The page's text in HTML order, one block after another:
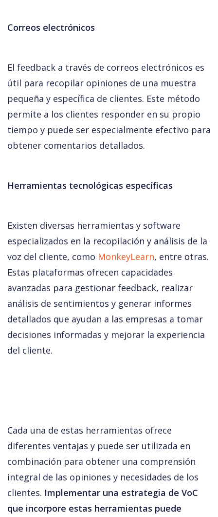
Correos electrónicos
El feedback a través de correos electrónicos es
útil para recopilar opiniones de una muestra
pequeña y específica de clientes. Este método
permite a los clientes responder en su propio
tiempo y puede ser especialmente efectivo para
obtener comentarios detallados.
Herramientas tecnológicas específicas
Existen diversas herramientas y software
especializados en la recopilación y análisis de la
voz del cliente, como MonkeyLearn, entre otras.
Estas plataformas ofrecen capacidades
avanzadas para gestionar feedback, realizar
análisis de sentimientos y generar informes
detallados que ayudan a las empresas a tomar
decisiones informadas y mejorar la experiencia
del cliente.
Cada una de estas herramientas ofrece
diferentes ventajas y puede ser utilizada en
combinación para obtener una comprensión
integral de las opiniones y necesidades de los
clientes. Implementar una estrategia de VoC
que incorpore estas herramientas puede